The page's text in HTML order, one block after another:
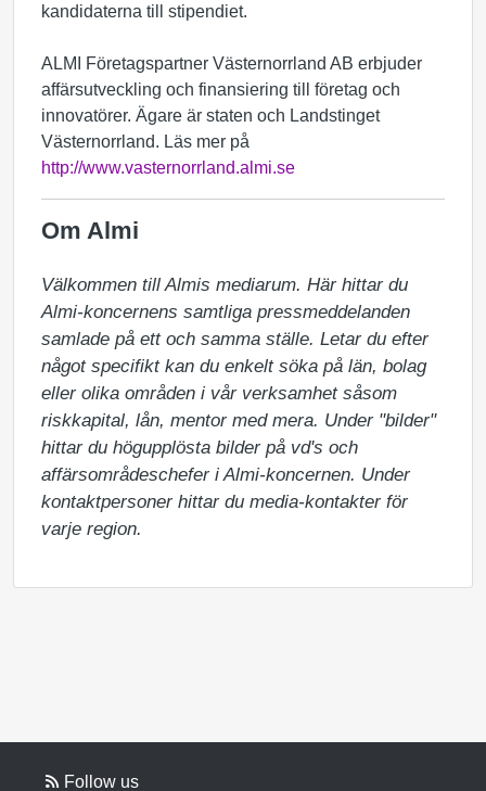
kandidaterna till stipendiet.
ALMI Företagspartner Västernorrland AB erbjuder
affärsutveckling och finansiering till företag och
innovatörer. Ägare är staten och Landstinget
Västernorrland. Läs mer på
http://www.vasternorrland.almi.se
Om Almi
Välkommen till Almis mediarum. Här hittar du
Almi-koncernens samtliga pressmeddelanden
samlade på ett och samma ställe. Letar du efter
något specifikt kan du enkelt söka på län, bolag
eller olika områden i vår verksamhet såsom
riskkapital, lån, mentor med mera. Under "bilder"
hittar du högupplösta bilder på vd's och
affärsområdeschefer i Almi-koncernen. Under
kontaktpersoner hittar du media-kontakter för
varje region.
Follow us